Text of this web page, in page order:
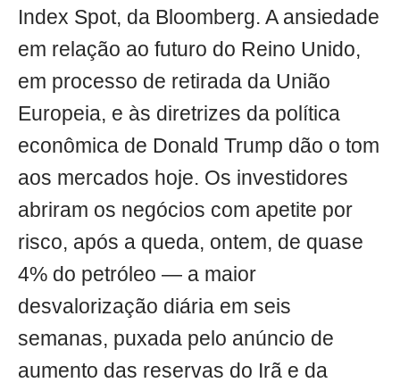
Index Spot, da Bloomberg. A ansiedade
em relação ao futuro do Reino Unido,
em processo de retirada da União
Europeia, e às diretrizes da política
econômica de Donald Trump dão o tom
aos mercados hoje. Os investidores
abriram os negócios com apetite por
risco, após a queda, ontem, de quase
4% do petróleo — a maior
desvalorização diária em seis
semanas, puxada pelo anúncio de
aumento das reservas do Irã e da